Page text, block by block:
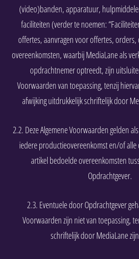
(video)banden, apparatuur,
faciliteiten (verder te noemen:
offertes, aanvragen voor offertes,
overeenkomsten, waarbij MediaLane als
opdrachtnemer optreedt, zijn
Voorwaarden van toepassing, tenzij
afwijking uitdrukkelijk schriftelijk door
2.2. Deze Algemene Voorwaarden gelden
iedere productieovereenkomst en/of alle
artikel bedoelde overeenkomsten
Opdrachtgever.
2.3. Eventuele door Opdrachtgever
Voorwaarden zijn niet van toepassing,
schriftelijk door MediaLane